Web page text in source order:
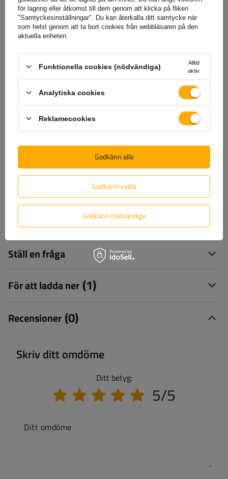
Hjälp
Har du frågor om valet eller användningen av våra
produkter? Kontakta oss! Unitrailers specialister ger dig
gärna all information du behöver.
Specifikation
Leverans
Ställ en fråga
För att ladda ner (1)
Recensioner (0)
Skriv ditt omdöme
Ditt betyg:
5/5
Ditt omdöme
för lagring eller åtkomst till dem genom att klicka på fliken
"Samtyckesinställningar". Du kan återkalla ditt samtycke när
som helst genom att ta bort cookies från webbläsaren på den
aktuella enheten.
Funktionella cookies (nödvändiga)
Alltid
aktiv
Analytiska cookies
Reklamecookies
Godkänn valda
Godkänn nödvändiga
Godkänn alla